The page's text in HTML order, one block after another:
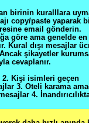
birinin kuralllara
copy/paste yaparak
email gönderin.
göre ama genelde
Kural dışı mesajlar
Ancak şikayetler
cevaplanır.
2. Kişi isimleri geçen
3. Oteli karama
4.